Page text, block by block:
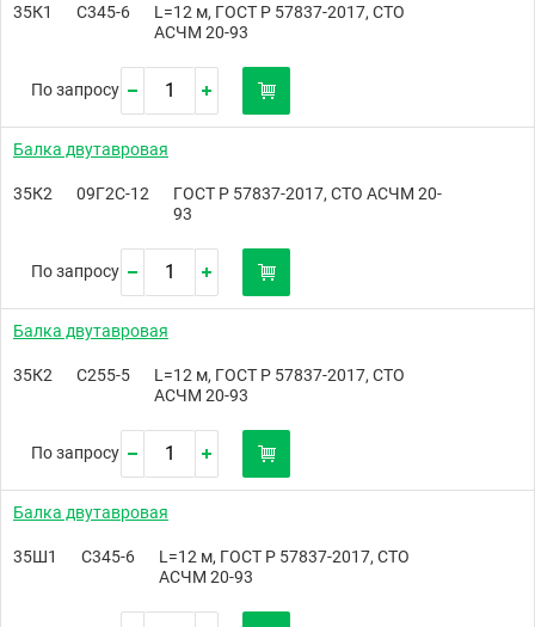
35К1 С345-6
L=12 м, ГОСТ Р 57837-2017, СТО
АСЧМ 20-93
По запросу
Балка двутавровая
35К2 09Г2С-12
ГОСТ Р 57837-2017, СТО АСЧМ 20-
93
По запросу
Балка двутавровая
35К2 С255-5
L=12 м, ГОСТ Р 57837-2017, СТО
АСЧМ 20-93
По запросу
Балка двутавровая
35Ш1 С345-6
L=12 м, ГОСТ Р 57837-2017, СТО
АСЧМ 20-93